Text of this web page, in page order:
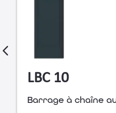
LBC 10
Barrage à chaîne